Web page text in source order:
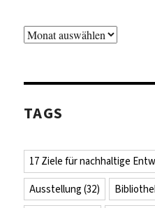
Archiv
TAGS
17 Ziele für nachhaltige
Ausstellung (32)